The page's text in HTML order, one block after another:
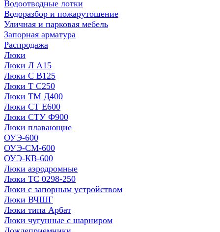
Водоотводные лотки
Водоразбор и пожарутошение
Уличная и парковая мебель
Запорная арматура
Распродажа
Люки
Люки Л А15
Люки С В125
Люки Т С250
Люки ТМ Д400
Люки СТ Е600
Люки СТУ Ф900
Люки плавающие
ОУЭ-600
ОУЭ-СМ-600
ОУЭ-КВ-600
Люки аэродромные
Люки ТС 0298-250
Люки с запорным устройством
Люки ВЧШГ
Люки типа Арбат
Люки чугунные с шарниром